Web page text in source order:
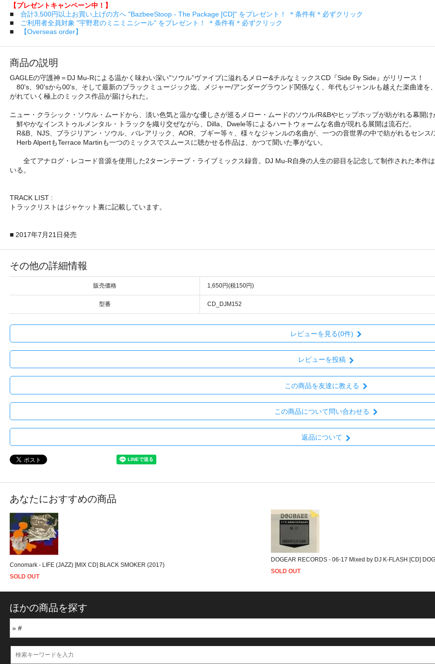
【プレゼントキャンペーン中！】
■ 合計3,500円以上お買い上げの方へ "BazbeeStoop - The Package [CD]" をプレゼント！ ＊条件有＊必ずクリック
■
ご利用者全員対象 "宇野君のミニミニシール" をプレゼント！ ＊条件有＊必ずクリック
■
【Overseas order】
商品の説明
GAGLEの守護神＝DJ Mu-Rによる温かく味わい深い"ソウル”ヴァイブに溢れるメロー&チルなミックスCD『Side By Side』がリリース！
80's、90'sから00's、そして最新のブラックミュージック迄、メジャー/アンダーグラウンド関係なく、年代もジャンルも越えた楽曲達
がれていく極上のミックス作品が届けられた。
ニュー・クラシック・ソウル・ムードから、淡い色気と温かな優しさが巡るメロー・ムードのソウル/R&Bやヒップホップが紡がれる幕開
鮮やかなインストゥルメンタル・トラックを織り交ぜながら、Dilla、Dwele等によるハートウォームな名曲が現れる展開は流石だ。
R&B、NJS、ブラジリアン・ソウル、バレアリック、AOR、ブギー等々、様々なジャンルの名曲が、一つの音世界の中で紡がれるセンス
Herb AlpertもTerrace Martinも一つのミックスでスムースに聴かせる作品は、かつて聞いた事がない。
全てアナログ・レコード音源を使用した2ターンテーブ・ライブミックス録音。DJ Mu-R自身の人生の節目を記念して制作された本作
いる。
TRACK LIST :
トラックリストはジャケット裏に記載しています。
■ 2017年7月21日発売
その他の詳細情報
販売価格 1,650円(税150円)
型番 CD_DJM152
レビューを見る(0件)
レビューを投稿
この商品を友達に教える
この商品について問い合わせる
返品について
あなたにおすすめの商品
Conomark - LIFE (JAZZ) [MIX CD] BLACK SMOKER (2017)
SOLD OUT
DOGEAR RECORDS - 06-17 Mixed by DJ K-FLASH [CD]
SOLD OUT
ほかの商品を探す